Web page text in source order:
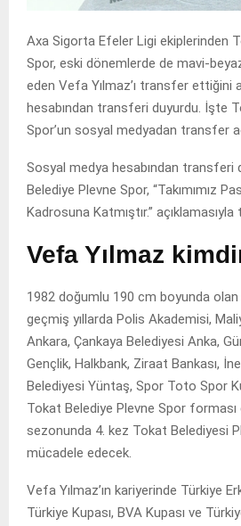
Axa Sigorta Efeler Ligi ekiplerinden
Spor, eski dönemlerde de mavi-
eden Vefa Yılmaz’ı transfer ettiğini
hesabından transferi duyurdu. İşte
Spor’un sosyal medyadan transfer
Sosyal medya hesabından transferi
Belediye Plevne Spor, “Takımımız
Kadrosuna Katmıştır.”
Vefa Yılmaz
1982 doğumlu 190 cm boyunda
geçmiş yıllarda Polis Akademisi,
Ankara, Çankaya Belediyesi Anka,
Gençlik, Halkbank, Ziraat Bankası,
Belediyesi Yüntaş, Spor Toto Spor
Tokat Belediye Plevne Spor forması
sezonunda 4. kez Tokat Belediyesi
mücadele edecek.
Vefa Yılmaz’ın kariyerinde Türkiye
Türkiye Kupası, BVA Kupası ve